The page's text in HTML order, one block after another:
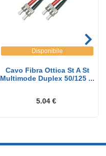
Disponibile
Cavo Fibra Ottica St A St
Multimode Duplex 50/125 ...
5.04 €